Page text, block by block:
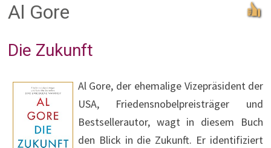
Al Gore
Die Zukunft
Al Gore, der ehemalige Vizepräsident der
USA, Friedensnobelpreisträger und
Bestsellerautor, wagt in diesem Buch
den Blick in die Zukunft. Er identifiziert